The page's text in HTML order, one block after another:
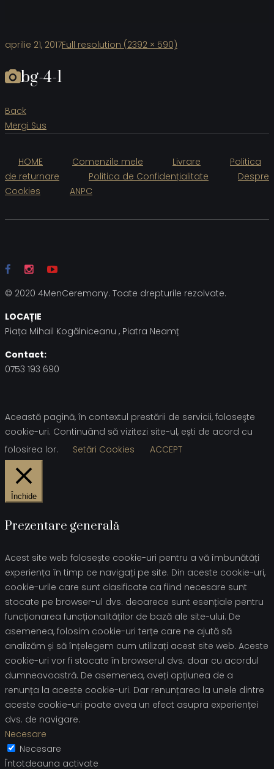
aprilie 21, 2017Full resolution (2392 × 590)
bg-4-1
Back
Mergi Sus
HOME Comenzile mele Livrare
Politica
de returnare
Politica de Confidențialitate
Despre
Cookies
ANPC
© 2020 4MenCeremony. Toate drepturile rezolvate.
LOCAȚIE
Piața Mihail Kogălniceanu , Piatra Neamț
Contact:
0753 193 690
Această pagină, în contextul prestării de servicii, foloseşte
cookie-uri. Continuând să vizitezi site-ul, ești de acord cu
folosirea lor.
Setări Cookies ACCEPT
Închide
Prezentare generală
Acest site web folosește cookie-uri pentru a vă îmbunătăți
experiența în timp ce navigați pe site. Din aceste cookie-uri,
cookie-urile care sunt clasificate ca fiind necesare sunt
stocate pe browser-ul dvs. deoarece sunt esențiale pentru
funcționarea funcționalităților de bază ale site-ului. De
asemenea, folosim cookie-uri terțe care ne ajută să
analizăm și să înțelegem cum utilizați acest site web. Aceste
cookie-uri vor fi stocate în browserul dvs. doar cu acordul
dumneavoastră. De asemenea, aveți opțiunea de a
renunța la aceste cookie-uri. Dar renunțarea la unele dintre
aceste cookie-uri poate avea un efect asupra experienței
dvs. de navigare.
Necesare
Necesare
Întotdeauna activate